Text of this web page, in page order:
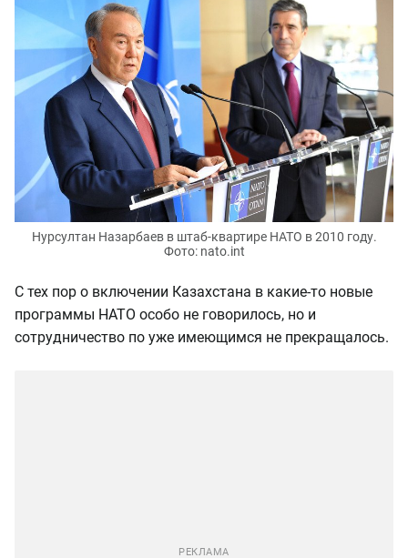
Нурсултан Назарбаев в штаб-квартире НАТО в 2010 году.
Фото: nato.int
С тех пор о включении Казахстана в какие-то новые
программы НАТО особо не говорилось, но и
сотрудничество по уже имеющимся не прекращалось.